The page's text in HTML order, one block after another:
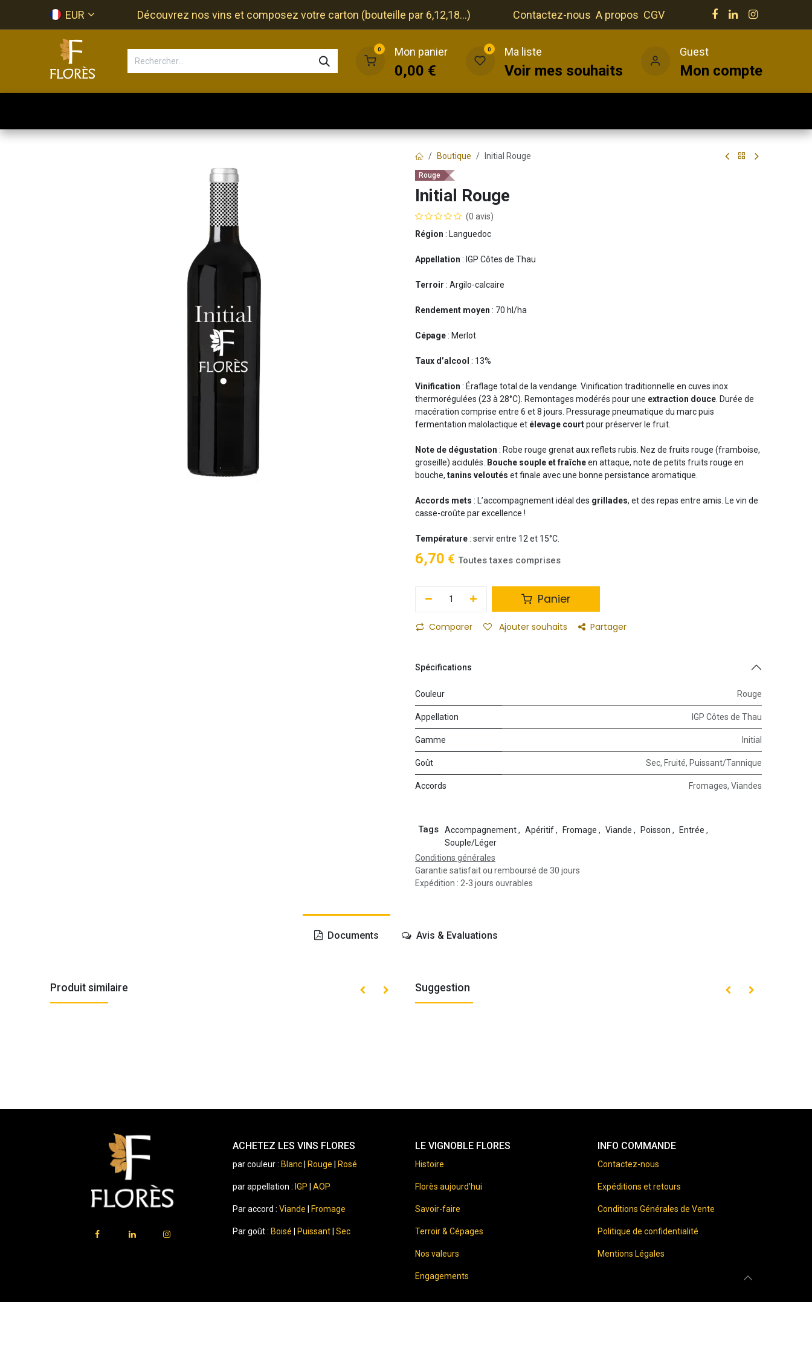
EUR Découvrez nos vins et composez votre carton (bouteille par 6,12,18...) Contactez-nous A propos CGV
0 Mon panier
0,00 €
0 Ma liste
Voir mes souhaits
Guest
Mon compte
Boutique Initial Rouge
Rouge
Initial Rouge
(0 avis)
Région : Languedoc
Appellation : IGP Côtes de Thau
Terroir : Argilo-calcaire
Rendement moyen : 70 hl/ha
Cépage: Merlot
Taux d’alcool : 13%
Vinification : Éraflage total de la vendange. Vinification traditionnelle en cuves inox
thermorégulées (23 à 28°C). Remontages modérés pour une extraction douce . Durée de
macération comprise entre 6 et 8 jours. Pressurage pneumatique du marc puis
fermentation malolactique et élevage courtpour préserver le fruit.
Note de dégustation : Robe rouge grenat aux reflets rubis. Nez de fruits rouge (framboise,
groseille) acidulés.
Bouche souple et fraîcheen attaque, note de petits fruits rouge en
bouche, tanins veloutés et finale avec une bonne persistance aromatique.
Accords mets : L’accompagnement idéal des grillades, et des repas entre amis. Le vin de
casse-croûte par excellence !
Température: servir entre 12 et 15°C.
6,70 € Toutes taxes comprises
Panier
Comparer Ajouter souhaits Partager
Spécifications
Couleur Rouge
Appellation IGP Côtes de Thau
Gamme Initial
Goût Sec, Fruité, Puissant/Tannique
Accords Fromages, Viandes
Tags Accompagnement, Apéritif, Fromage , Viande , Poisson , Entrée ,
Souple/Léger
Conditions générales
Garantie satisfait ou remboursé de 30 jours
Expédition : 2-3 jours ouvrables
Documents Avis & Evaluations
Produit similaire Suggestion
ACHETEZ LES VINS FLORES
par couleur : Blanc| Rouge Rosé
par appellation : IGP AOP
Par accord : Viande Fromage
Par goût : Boisé Puissant Sec
LE VIGNOBLE FLORES
Histoire
Florès aujourd’hui
Savoir-faire
Terroir & Cépages
Nos valeurs
Engagements
INFO COMMANDE
Contactez-nous
Expéditions et retours
Conditions Générales de Vente
Politique de confidentialité
Mentions Légales